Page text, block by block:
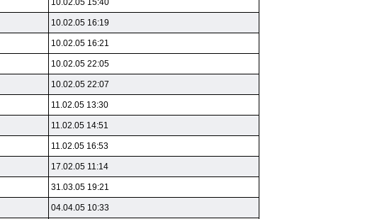
10.02.05 15:40
10.02.05 16:19
10.02.05 16:21
10.02.05 22:05
10.02.05 22:07
11.02.05 13:30
11.02.05 14:51
11.02.05 16:53
17.02.05 11:14
31.03.05 19:21
04.04.05 10:33